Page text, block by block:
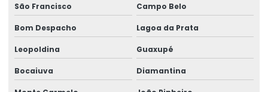
São Francisco Campo Belo
Bom Despacho Lagoa da Prata
Leopoldina Guaxupé
Bocaiuva Diamantina